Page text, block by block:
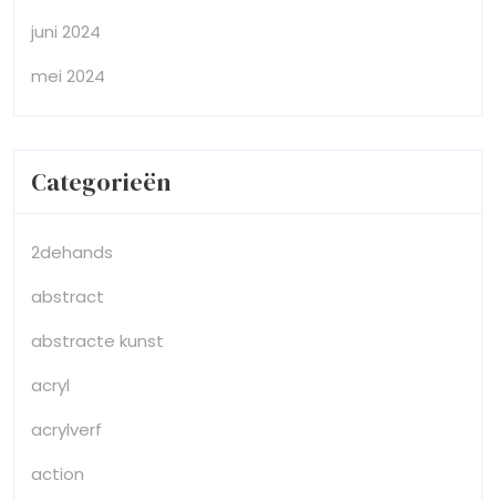
juni 2024
mei 2024
Categorieën
2dehands
abstract
abstracte kunst
acryl
acrylverf
action